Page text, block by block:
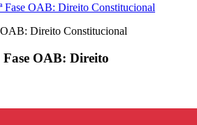
Fase OAB: Direito Constitucional
OAB: Direito Constitucional
Fase OAB: Direito